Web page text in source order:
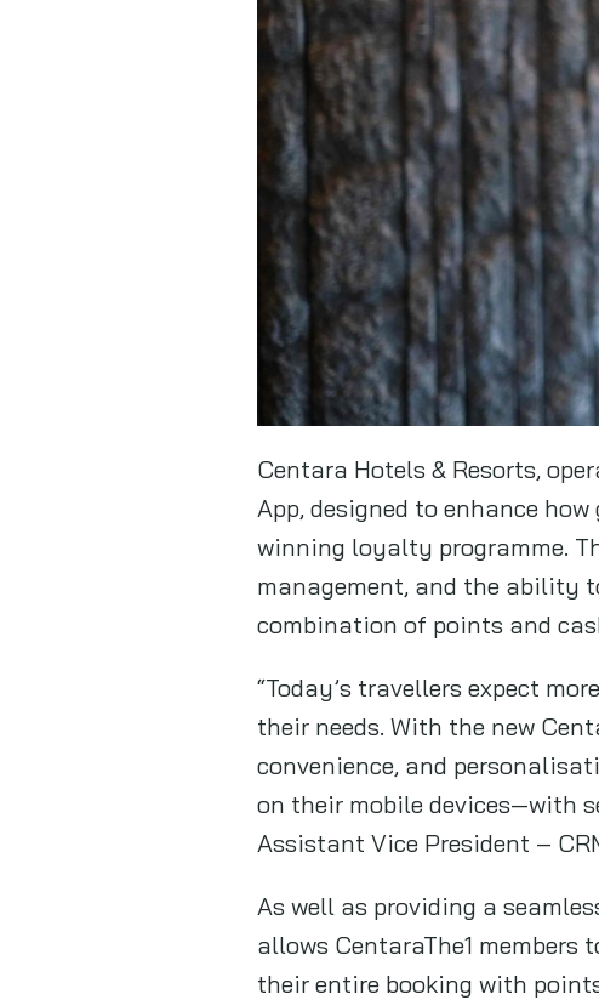
Centara Hotels & Resorts,
App, designed to enhance
winning loyalty programme.
management, and the ability
combination of points and
“Today’s travellers expect
their needs. With the new
convenience, and
on their mobile devices—with
Assistant Vice President –
As well as providing a
allows CentaraThe1
their entire booking with